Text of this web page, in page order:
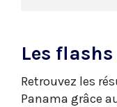
Les
Retrouvez les
Panama grâce